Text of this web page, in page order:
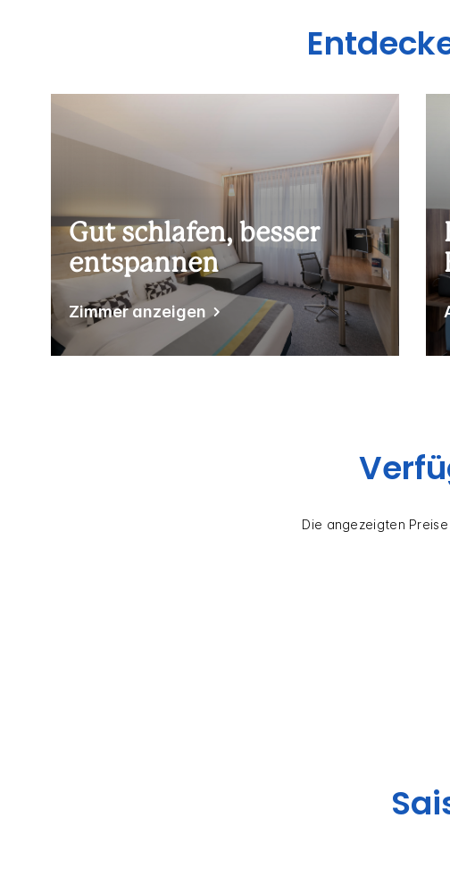
Gut schlafen, besser
entspannen
Zimmer anzeigen
Die angezeigten